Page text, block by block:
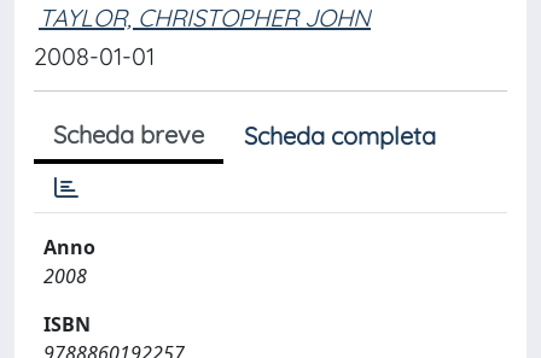
TAYLOR, CHRISTOPHER JOHN
2008-01-01
Scheda breve Scheda completa
Anno
2008
ISBN